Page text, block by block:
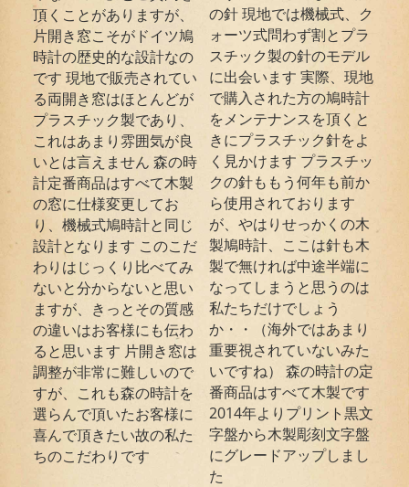
頂くことがありますが、
片開き窓こそがドイツ鳩
時計の歴史的な設計なの
です 現地で販売されてい
る両開き窓はほとんどが
プラスチック製であり、
これはあまり雰囲気が良
いとは言えません 森の時
計定番商品はすべて木製
の窓に仕様変更してお
り、機械式鳩時計と同じ
設計となります このこだ
わりはじっくり比べてみ
ないと分からないと思い
ますが、きっとその質感
の違いはお客様にも伝わ
ると思います 片開き窓は
調整が非常に難しいので
すが、これも森の時計を
選らんで頂いたお客様に
喜んで頂きたい故の私た
ちのこだわりです
の針 現地では機械式、ク
ォーツ式問わず割とプラ
スチック製の針のモデル
に出会います 実際、現地
で購入された方の鳩時計
をメンテナンスを頂くと
きにプラスチック針をよ
く見かけます プラスチッ
クの針ももう何年も前か
ら使用されております
が、やはりせっかくの木
製鳩時計、ここは針も木
製で無ければ中途半端に
なってしまうと思うのは
私たちだけでしょう
か・・（海外ではあまり
重要視されていないみた
いですね） 森の時計の定
番商品はすべて木製です
2014年よりプリント黒文
字盤から木製彫刻文字盤
にグレードアップしまし
た